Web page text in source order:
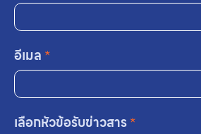
อีเมล *
เลือกหัวข้อรับข่าวสาร*